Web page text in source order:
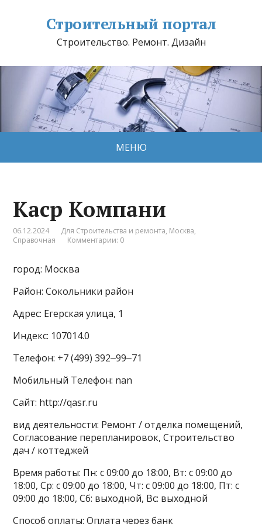
Строительный портал
Строительство. Ремонт. Дизайн
МЕНЮ
Каср Компани
06.12.2024 Для Строительства и ремонта, Москва,
Справочная
Комментарии: 0
город: Москва
Район: Сокольники район
Адрес: Егерская улица, 1
Индекс: 107014.0
Телефон: +7 (499) 392‒99‒71
Мобильный Телефон: nan
Сайт: http://qasr.ru
вид деятельности: Ремонт / отделка помещений,
Согласование перепланировок, Строительство
дач / коттеджей
Время работы: Пн: с 09:00 до 18:00, Вт: с 09:00 до
18:00, Ср: с 09:00 до 18:00, Чт: с 09:00 до 18:00, Пт: с
09:00 до 18:00, Сб: выходной, Вс: выходной
Способ оплаты: Оплата через банк